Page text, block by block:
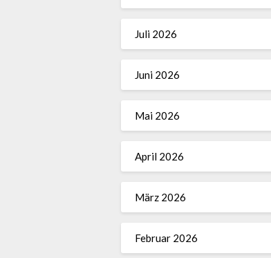
Juli 2026
Juni 2026
Mai 2026
April 2026
März 2026
Februar 2026